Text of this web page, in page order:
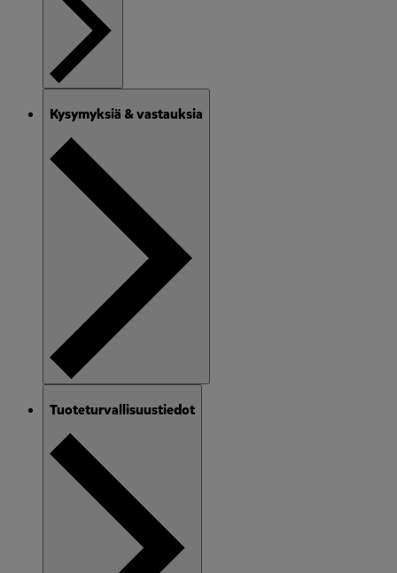
Kysymyksiä & vastauksia
Tuoteturvallisuustiedot